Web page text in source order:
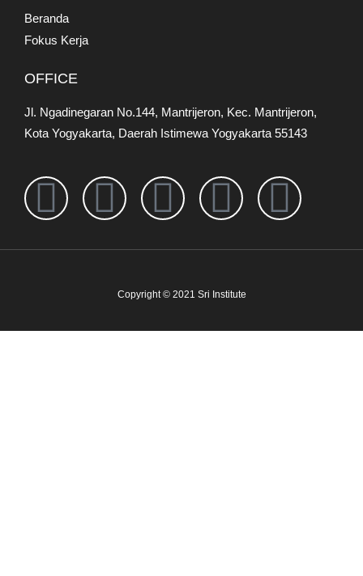
Beranda
Fokus Kerja
OFFICE
Jl. Ngadinegaran No.144, Mantrijeron, Kec. Mantrijeron,
Kota Yogyakarta, Daerah Istimewa Yogyakarta 55143
Copyright © 2021 Sri Institute